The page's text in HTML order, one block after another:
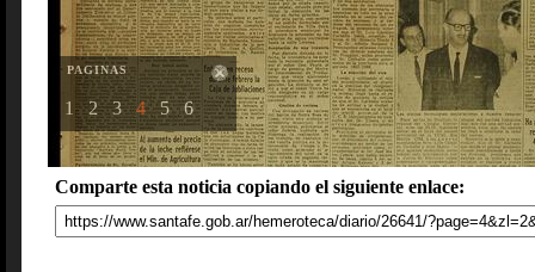
PAGINAS
1 2 3 4 5 6
Comparte esta noticia copiando el siguiente enlace: